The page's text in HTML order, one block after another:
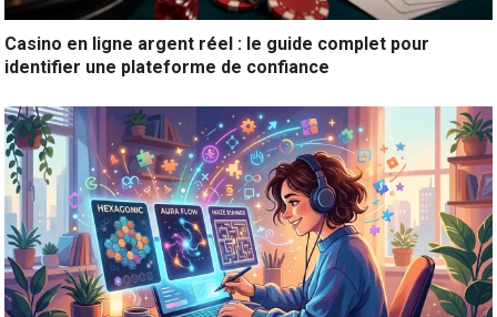
Casino en ligne argent réel : le guide complet pour
identifier une plateforme de confiance